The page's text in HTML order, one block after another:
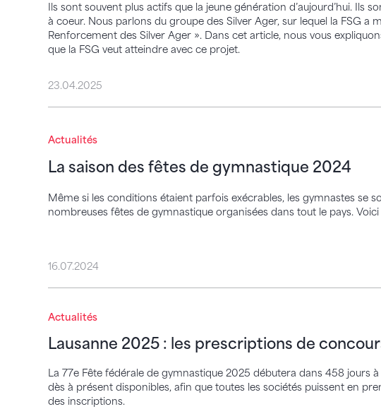
Ils sont souvent plus actifs que la jeune génération d’aujourd’hui. Ils
à coeur. Nous parlons du groupe des Silver Ager, sur lequel la FSG a
Renforcement des Silver Ager ». Dans cet article, nous vous
que la FSG veut atteindre avec ce projet.
23.04.2025
Actualités
La saison des fêtes de gymnastique 2024
Même si les conditions étaient parfois exécrables, les gymnastes se
nombreuses fêtes de gymnastique organisées dans tout le pays.
16.07.2024
Actualités
Lausanne 2025 : les prescriptions de
La 77e Fête fédérale de gymnastique 2025 débutera dans 458 jours
dès à présent disponibles, afin que toutes les sociétés puissent en
des inscriptions.
Lausanne 2025 : les prescriptions de concours sont